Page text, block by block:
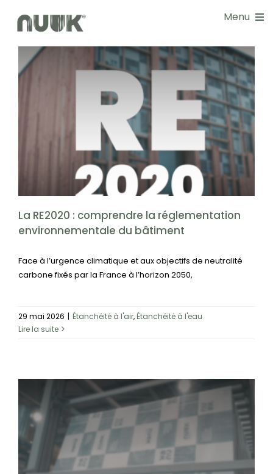
contenu
Menu
NOS SOLUTIONS
NOS SERVICES
À PROPOS
Rechercher:
La RE2020 : comprendre la réglementation
environnementale du bâtiment
Étanchéité à l'air Étanchéité à l'eau
La RE2020 : comprendre la réglementation
environnementale du bâtiment
Face à l’urgence climatique et aux objectifs de neutralité
carbone fixés par la France à l’horizon 2050,
29 mai 2026 | Étanchéité à l'air,Étanchéité à l'eau
Lire la suite
FDES ou la carte d’identité environnementale de
nos produits